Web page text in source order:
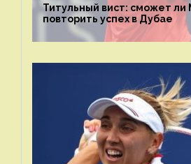
Титульный вист: сможет
повторить успех в Дубае